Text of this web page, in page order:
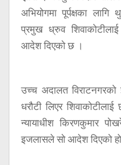
अभियोगमा पूर्पक्षका लागि
प्रमुख ध्रुव
आदेश दिएको छ ।
उच्च अदालत
धरौटी लिएर
न्यायाधीश किरणकुमार
इजलासले सो आदेश दिएको